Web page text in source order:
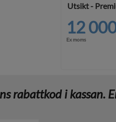
Utsikt -
12
Ex moms
rabattkod i kassan.